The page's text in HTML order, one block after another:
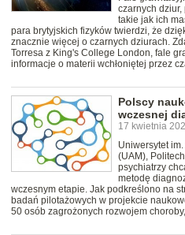
czarnych dziur,
takie jak ich
para brytyjskich fizyków twierdzi, że
znacznie więcej o czarnych dziurach.
Torresa z King's College London, fale
informacje o materii wchłoniętej przez
Polscy
wczesnej
17 kwietnia
Uniwersytet
(UAM),
psychiatrzy
metodę
wczesnym etapie. Jak podkreślono na
badań pilotażowych w projekcie
50 osób zagrożonych rozwojem